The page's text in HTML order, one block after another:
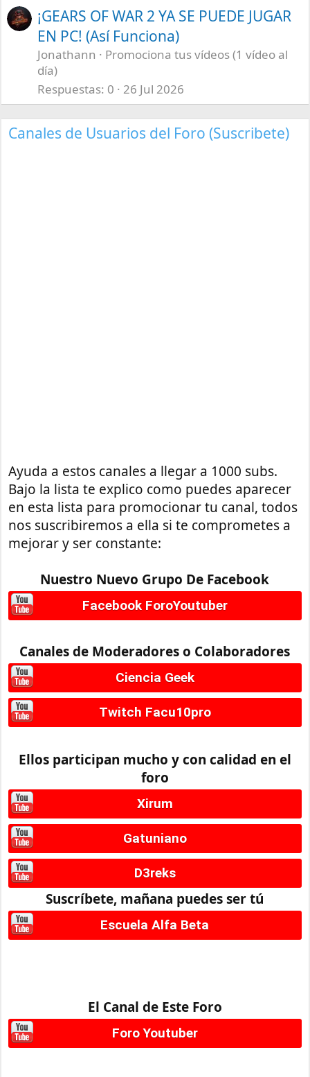
¡GEARS OF WAR 2 YA SE PUEDE JUGAR
EN PC! (Así Funciona)
Jonathann
Promociona tus vídeos (1 vídeo al
día)
Respuestas 0 26 Jul 2026
Canales de Usuarios del Foro (Suscribete)
Ayuda a estos canales a llegar a 1000 subs.
Bajo la lista te explico como puedes aparecer
en esta lista para promocionar tu canal, todos
nos suscribiremos a ella si te comprometes a
mejorar y ser constante:
Nuestro Nuevo Grupo De Facebook
Facebook ForoYoutuber
Canales de Moderadores o Colaboradores
Ciencia Geek
Twitch Facu10pro
Ellos participan mucho y con calidad en el
foro
Xirum
Gatuniano
D3reks
Suscríbete, mañana puedes ser tú
Escuela Alfa Beta
El Canal de Este Foro
Foro Youtuber